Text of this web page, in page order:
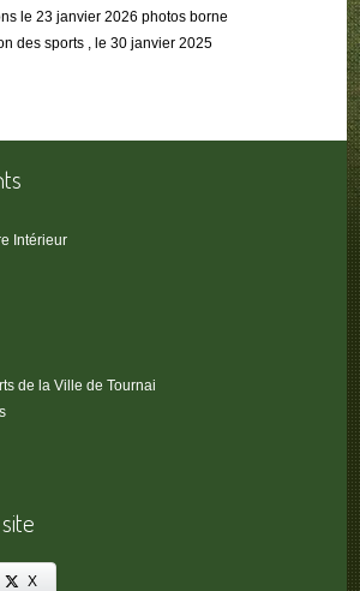
le 23 janvier 2026 photos borne
des sports , le 30 janvier 2025
Intérieur
de la Ville de Tournai
X